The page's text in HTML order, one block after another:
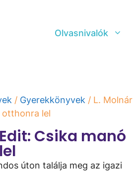
Olvasnivalók
/ Gyerekkönyvek / L. Molnár
otthonra lel
Csika manó
úton találja meg az igazi